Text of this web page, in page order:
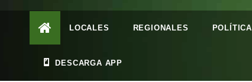
LOCALES REGIONALES POLÍTICA
DESCARGA APP